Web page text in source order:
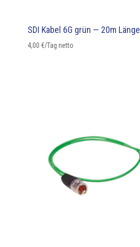
SDI Kabel 6G grün — 20m Länge
4,00 €/Tag netto